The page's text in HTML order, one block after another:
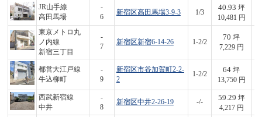
JR山手線
高田馬場
-
6
新宿区高田馬場3-9-3 1/3
40.93 坪
10,481 円
東京メトロ丸
ノ内線
新宿三丁目
-
7
新宿区新宿6-14-26 1-2/2
70 坪
7,229 円
都営大江戸線
牛込柳町
-
9
新宿区市谷加賀町2-2-
2
1-2/2
64 坪
13,750 円
西武新宿線
中井
-
8
新宿区中井2-26-19 -/-
59.29 坪
4,217 円